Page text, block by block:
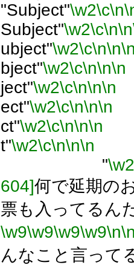
"Subject"\w2\c\n
Subject"\w2\c\n\n
ubject"\w2\c\n\n
bject"\w2\c\n\n\n
ject"\w2\c\n\n\n
ect"\w2\c\n\n\n
ct"\w2\c\n\n\n
t"\w2\c\n\n\n
"\w2
604]何で延期の
票も入ってるん
\w9\w9\w9\w9\n
んなこと言って